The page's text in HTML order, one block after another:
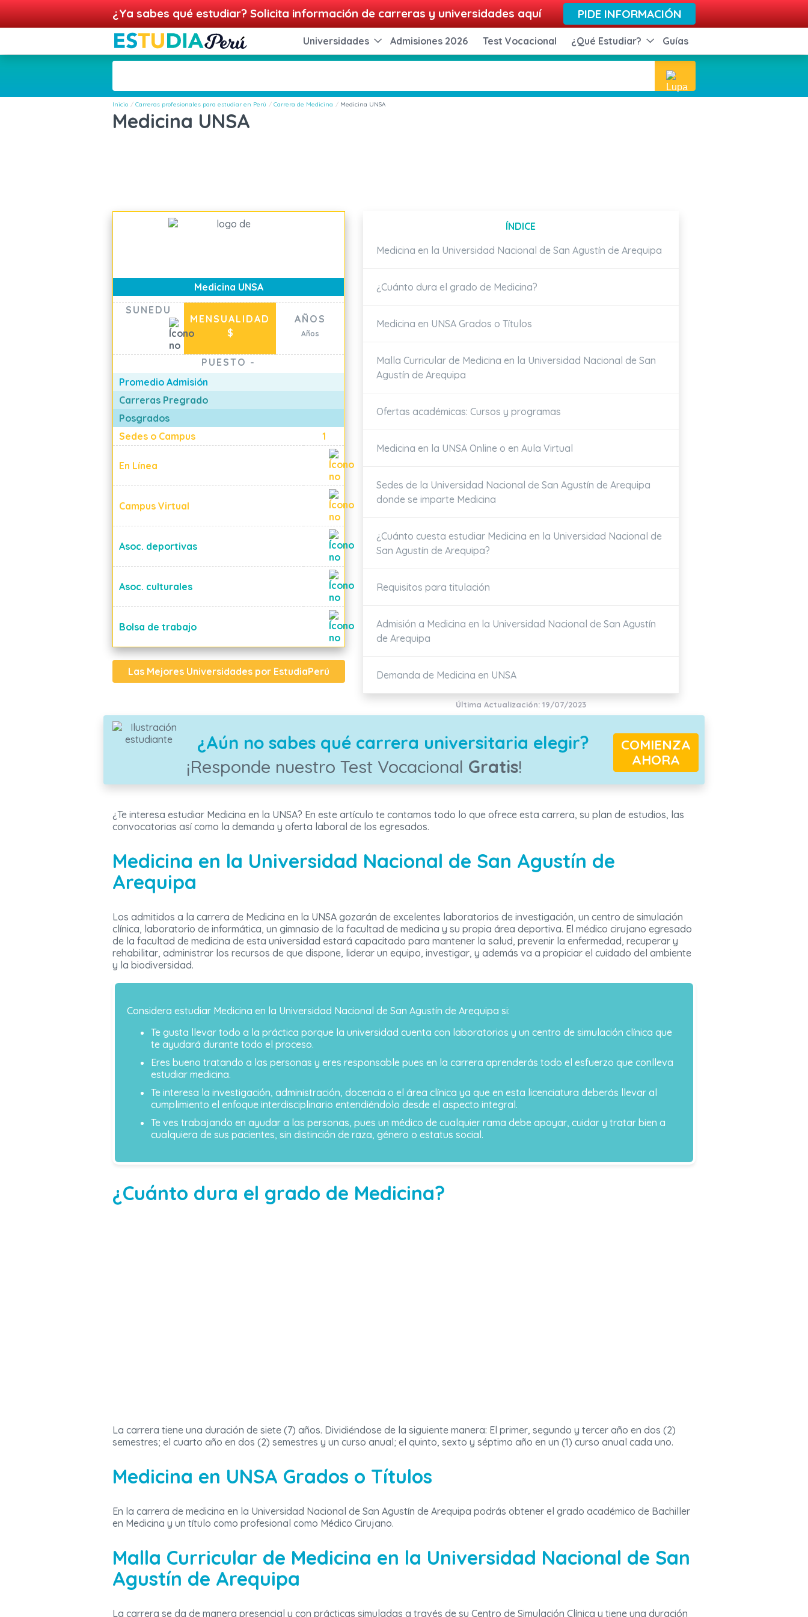
¿Ya sabes qué estudiar? Solicita información de carreras y universidades aquí PIDE INFORMACIÓN
Universidades Admisiones 2026 Test Vocacional ¿Qué Estudiar? Guías
Inicio Carreras profesionales para estudiar en Perú Carrera de Medicina Medicina UNSA
Medicina UNSA
Medicina UNSA
SUNEDU
MENSUALIDAD
$
AÑOS
Años
PUESTO -
Promedio Admisión
Carreras Pregrado
Posgrados
Sedes o Campus
1
En Línea
Campus Virtual
Asoc. deportivas
Asoc. culturales
Bolsa de trabajo
Las Mejores Universidades por EstudiaPerú
ÍNDICE
Medicina en la Universidad Nacional de San Agustín de Arequipa
¿Cuánto dura el grado de Medicina?
Medicina en UNSA Grados o Títulos
Malla Curricular de Medicina en la Universidad Nacional de San
Agustín de Arequipa
Ofertas académicas: Cursos y programas
Medicina en la UNSA Online o en Aula Virtual
Sedes de la Universidad Nacional de San Agustín de Arequipa
donde se imparte Medicina
¿Cuánto cuesta estudiar Medicina en la Universidad Nacional de
San Agustín de Arequipa?
Requisitos para titulación
Admisión a Medicina en la Universidad Nacional de San Agustín
de Arequipa
Demanda de Medicina en UNSA
Última Actualización: 19/07/2023
¿Aún no sabes qué carrera universitaria elegir?
¡Responde nuestro Test Vocacional Gratis!
COMIENZA
AHORA
¿Te interesa estudiar Medicina en la UNSA? En este artículo te contamos todo lo que ofrece esta carrera, su plan de estudios, las
convocatorias así como la demanda y oferta laboral de los egresados.
Medicina en la Universidad Nacional de San Agustín de
Arequipa
Los admitidos a la carrera de Medicina en la UNSA gozarán de excelentes laboratorios de investigación, un centro de simulación
clínica, laboratorio de informática, un gimnasio de la facultad de medicina y su propia área deportiva. El médico cirujano egresado
de la facultad de medicina de esta universidad estará capacitado para mantener la salud, prevenir la enfermedad, recuperar y
rehabilitar, administrar los recursos de que dispone, liderar un equipo, investigar, y además va a propiciar el cuidado del ambiente
y la biodiversidad.
Considera estudiar Medicina en la Universidad Nacional de San Agustín de Arequipa si:
Te gusta llevar todo a la práctica porque la universidad cuenta con laboratorios y un centro de simulación clínica que
te ayudará durante todo el proceso.
Eres bueno tratando a las personas y eres responsable pues en la carrera aprenderás todo el esfuerzo que conlleva
estudiar medicina.
Te interesa la investigación, administración, docencia o el área clínica ya que en esta licenciatura deberás llevar al
cumplimiento el enfoque interdisciplinario entendiéndolo desde el aspecto integral.
Te ves trabajando en ayudar a las personas, pues un médico de cualquier rama debe apoyar, cuidar y tratar bien a
cualquiera de sus pacientes, sin distinción de raza, género o estatus social.
¿Cuánto dura el grado de Medicina?
La carrera tiene una duración de siete (7) años. Dividiéndose de la siguiente manera: El primer, segundo y tercer año en dos (2)
semestres; el cuarto año en dos (2) semestres y un curso anual; el quinto, sexto y séptimo año en un (1) curso anual cada uno.
Medicina en UNSA Grados o Títulos
En la carrera de medicina en la Universidad Nacional de San Agustín de Arequipa podrás obtener el grado académico de Bachiller
en Medicina y un título como profesional como Médico Cirujano.
Malla Curricular de Medicina en la Universidad Nacional de San
Agustín de Arequipa
La carrera se da de manera presencial y con prácticas simuladas a través de su Centro de Simulación Clínica y tiene una duración